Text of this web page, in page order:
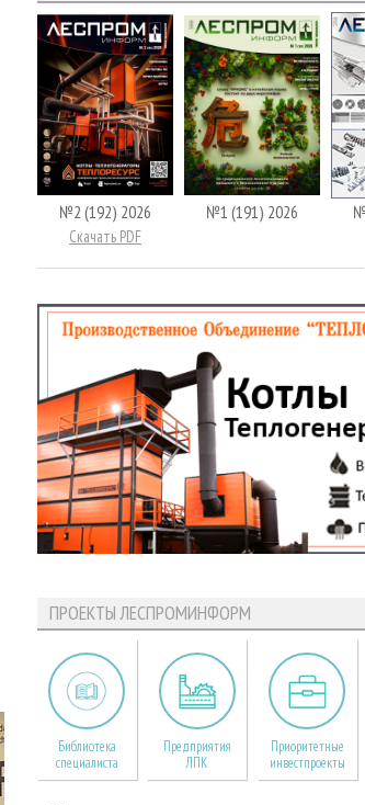
№2 (192) 2026
Скачать PDF
№1 (191) 2026
ПРОЕКТЫ ЛЕСПРОМИНФОРМ
Библиотека
специалиста
Предприятия
ЛПК
Приоритетные
инвестпроекты